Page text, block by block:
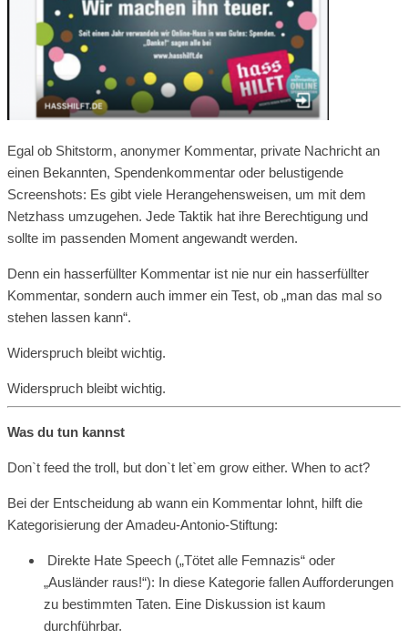
Egal ob Shitstorm, anonymer Kommentar, private Nachricht an
einen Bekannten, Spendenkommentar oder belustigende
Screenshots: Es gibt viele Herangehensweisen, um mit dem
Netzhass umzugehen. Jede Taktik hat ihre Berechtigung und
sollte im passenden Moment angewandt werden.
Denn ein hasserfüllter Kommentar ist nie nur ein hasserfüllter
Kommentar, sondern auch immer ein Test, ob „man das mal so
stehen lassen kann“.
Widerspruch bleibt wichtig.
Widerspruch bleibt wichtig.
Was du tun kannst
Don`t feed the troll, but don`t let`em grow either. When to act?
Bei der Entscheidung ab wann ein Kommentar lohnt, hilft die
Kategorisierung der Amadeu-Antonio-Stiftung:
Direkte Hate Speech („Tötet alle Femnazis“ oder
„Ausländer raus!“): In diese Kategorie fallen Aufforderungen
zu bestimmten Taten. Eine Diskussion ist kaum
durchführbar.